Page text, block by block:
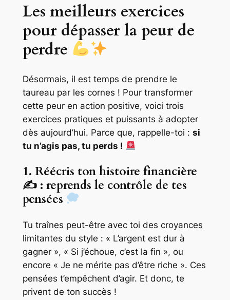
Les meilleurs exercices
pour dépasser la peur de
perdre
Désormais, il est temps de prendre le
taureau par les cornes ! Pour transformer
cette peur en action positive, voici trois
exercices pratiques et puissants à adopter
dès aujourd’hui. Parce que, rappelle-toi : si
tu n’agis pas, tu perds !
1. Réécris ton histoire financière
✍: reprends le contrôle de tes
pensées
Tu traînes peut-être avec toi des croyances
limitantes du style : « L’argent est dur à
gagner », « Si j’échoue, c’est la fin », ou
encore « Je ne mérite pas d’être riche ». Ces
pensées t’empêchent d’agir. Et donc, te
privent de ton succès !